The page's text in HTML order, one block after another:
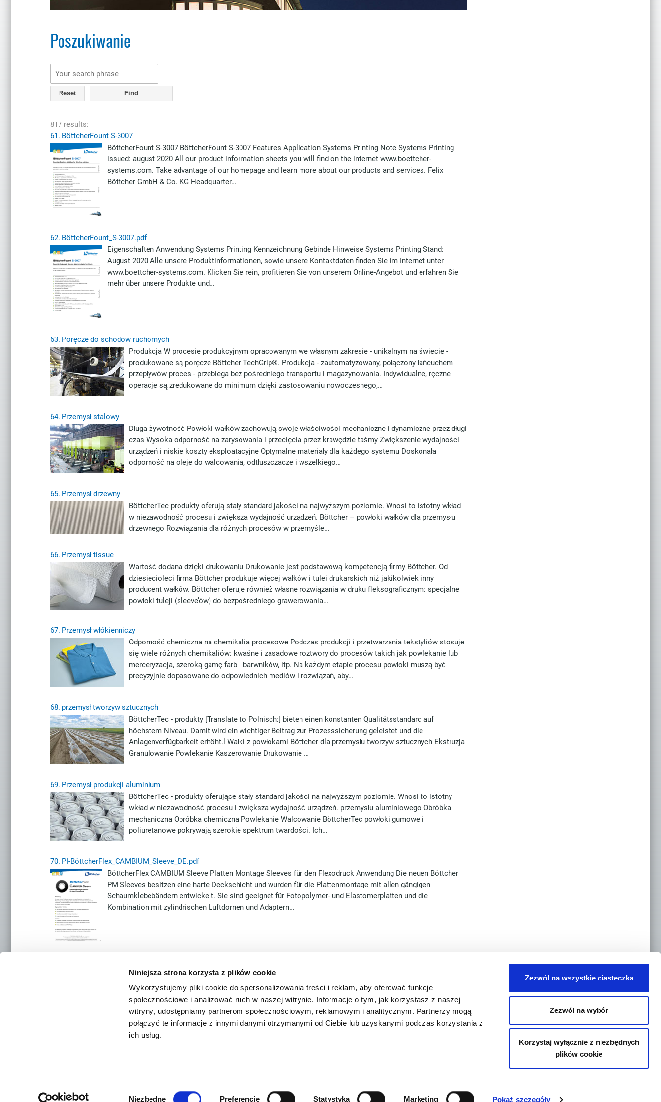
Niniejsza strona korzysta z plików cookie
Wykorzystujemy pliki cookie do spersonalizowania treści i reklam, aby oferować funkcje
społecznościowe i analizować ruch w naszej witrynie. Informacje o tym, jak korzystasz z naszej
witryny, udostępniamy partnerom społecznościowym, reklamowym i analitycznym. Partnerzy mogą
połączyć te informacje z innymi danymi otrzymanymi od Ciebie lub uzyskanymi podczas korzystania z
ich usług.
Niezbędne Preferencje Statystyka Marketing Pokaż szczegóły
Zezwól na wszystkie ciasteczka
Zezwól na wybór
Korzystaj wyłącznie z niezbędnych
plików cookie
Poszukiwanie
Reset
817 results:
61. BöttcherFount S-3007
BöttcherFount S-3007 BöttcherFount S-3007 Features Application Systems Printing Note Systems Printing
issued: august 2020 All our product information sheets you will find on the internet www.boettcher-
systems.com. Take advantage of our homepage and learn more about our products and services. Felix
Böttcher GmbH & Co. KG Headquarter…
62. BöttcherFount_S-3007.pdf
Eigenschaften Anwendung Systems Printing Kennzeichnung Gebinde Hinweise Systems Printing Stand:
August 2020 Alle unsere Produktinformationen, sowie unsere Kontaktdaten finden Sie im Internet unter
www.boettcher-systems.com. Klicken Sie rein, profitieren Sie von unserem Online-Angebot und erfahren Sie
mehr über unsere Produkte und…
63. Poręcze do schodów ruchomych
Produkcja W procesie produkcyjnym opracowanym we własnym zakresie - unikalnym na świecie -
produkowane są poręcze Böttcher TechGrip®. Produkcja - zautomatyzowany, połączony łańcuchem
przepływów proces - przebiega bez pośredniego transportu i magazynowania. Indywidualne, ręczne
operacje są zredukowane do minimum dzięki zastosowaniu nowoczesnego,…
64. Przemysł stalowy
Długa żywotność Powłoki wałków zachowują swoje właściwości mechaniczne i dynamiczne przez długi
czas Wysoka odporność na zarysowania i przecięcia przez krawędzie taśmy Zwiększenie wydajności
urządzeń i niskie koszty eksploatacyjne Optymalne materiały dla każdego systemu Doskonała
odporność na oleje do walcowania, odtłuszczacze i wszelkiego…
65. Przemysł drzewny
BöttcherTec produkty oferują stały standard jakości na najwyższym poziomie. Wnosi to istotny wkład
w niezawodność procesu i zwiększa wydajność urządzeń. Böttcher – powłoki wałków dla przemysłu
drzewnego Rozwiązania dla różnych procesów w przemyśle…
66. Przemysł tissue
Wartość dodana dzięki drukowaniu Drukowanie jest podstawową kompetencją firmy Böttcher. Od
dziesięcioleci firma Böttcher produkuje więcej wałków i tulei drukarskich niż jakikolwiek inny
producent wałków. Böttcher oferuje również własne rozwiązania w druku fleksograficznym: specjalne
powłoki tuleji (sleeve’ów) do bezpośredniego grawerowania…
67. Przemysł włókienniczy
Odporność chemiczna na chemikalia procesowe Podczas produkcji i przetwarzania tekstyliów stosuje
się wiele różnych chemikaliów: kwaśne i zasadowe roztwory do procesów takich jak powlekanie lub
merceryzacja, szeroką gamę farb i barwników, itp. Na każdym etapie procesu powłoki muszą być
precyzyjnie dopasowane do odpowiednich mediów i rozwiązań, aby…
68. przemysł tworzyw sztucznych
BöttcherTec - produkty [Translate to Polnisch:] bieten einen konstanten Qualitätsstandard auf
höchstem Niveau. Damit wird ein wichtiger Beitrag zur Prozesssicherung geleistet und die
Anlagenverfügbarkeit erhöht.l Wałki z powłokami Böttcher dla przemysłu tworzyw sztucznych Ekstruzja
Granulowanie Powlekanie Kaszerowanie Drukowanie …
69. Przemysł produkcji aluminium
BöttcherTec - produkty oferujące stały standard jakości na najwyższym poziomie. Wnosi to istotny
wkład w niezawodność procesu i zwiększa wydajność urządzeń. przemysłu aluminiowego Obróbka
mechaniczna Obróbka chemiczna Powlekanie Walcowanie BöttcherTec powłoki gumowe i
poliuretanowe pokrywają szerokie spektrum twardości. Ich…
70. PI-BöttcherFlex_CAMBIUM_Sleeve_DE.pdf
BöttcherFlex CAMBIUM Sleeve Platten Montage Sleeves für den Flexodruck Anwendung Die neuen Böttcher
PM Sleeves besitzen eine harte Deckschicht und wurden für die Plattenmontage mit allen gängigen
Schaumklebebändern entwickelt. Sie sind geeignet für Fotopolymer- und Elastomerplatten und die
Kombination mit zylindrischen Luftdornen und Adaptern…
ious
BÖTTCHER LOKALIZACJE
Strona główna Ochrona danych Sitemap